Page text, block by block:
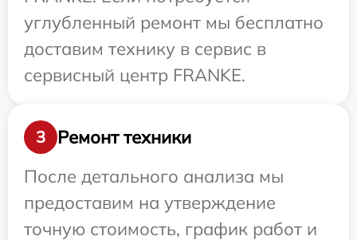
углубленный ремонт мы бесплатно
доставим технику в сервис в
сервисный центр FRANKE.
3
Ремонт техники
После детального анализа мы
предоставим на утверждение
точную стоимость, график работ и